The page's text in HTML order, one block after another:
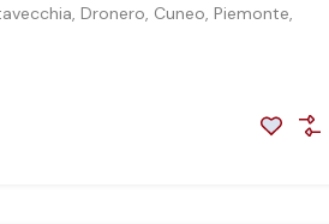
Dronero, Cuneo, Piemonte,